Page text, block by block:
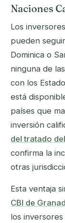
Naciones
Los
pueden
Dominica o
ninguna de
con los
está
países que
inversión
del tratado
confirma la
otras
Esta ventaja
CBI de
los